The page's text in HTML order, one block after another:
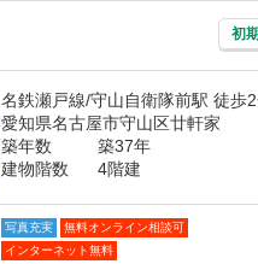
初
名鉄瀬戸線/守山自衛隊前駅 徒歩
愛知県名古屋市守山区廿軒家
築年数
築37年
建物階数
4階建
写真充実
無料オンライン相談可
インターネット無料